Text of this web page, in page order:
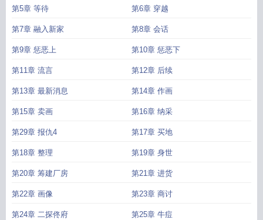
第5章 等待 第6章 穿越
第7章 融入新家 第8章 会话
第9章 惩恶上 第10章 惩恶下
第11章 流言 第12章 后续
第13章 最新消息 第14章 作画
第15章 卖画 第16章 纳采
第29章 报仇4 第17章 买地
第18章 整理 第19章 身世
第20章 筹建厂房 第21章 进货
第22章 画像 第23章 商讨
第24章 二探佟府 第25章 牛痘